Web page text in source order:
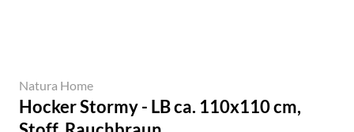
Natura Home
Hocker Stormy - LB ca. 110x110 cm,